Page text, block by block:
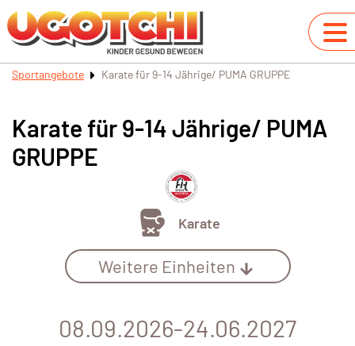
Sportangebote Karate für 9-14 Jährige/ PUMA GRUPPE
Karate für 9-14 Jährige/ PUMA
GRUPPE
Karate
Weitere Einheiten
08.09.2026-24.06.2027